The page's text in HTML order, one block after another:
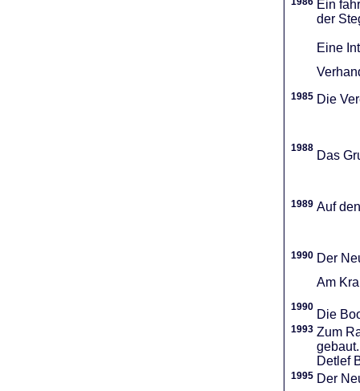
Ein
der
Eine
1985 Die
1988
Das
1989 Auf
1990 Der
Am
1990
Die
1993 Zum
gebaut.
Detlef
1995 Der